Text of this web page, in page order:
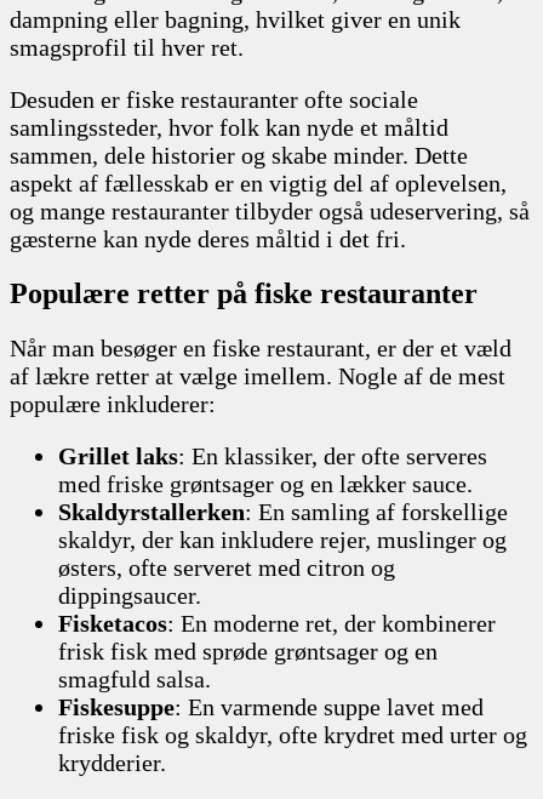
dampning eller bagning, hvilket giver en unik
smagsprofil til hver ret.
Desuden er fiske restauranter ofte sociale
samlingssteder, hvor folk kan nyde et måltid
sammen, dele historier og skabe minder. Dette
aspekt af fællesskab er en vigtig del af oplevelsen,
og mange restauranter tilbyder også udeservering, så
gæsterne kan nyde deres måltid i det fri.
Populære retter på fiske restauranter
Når man besøger en fiske restaurant, er der et væld
af lækre retter at vælge imellem. Nogle af de mest
populære inkluderer:
Grillet laks: En klassiker, der ofte serveres
med friske grøntsager og en lækker sauce.
Skaldyrstallerken: En samling af forskellige
skaldyr, der kan inkludere rejer, muslinger og
østers, ofte serveret med citron og
dippingsaucer.
Fisketacos: En moderne ret, der kombinerer
frisk fisk med sprøde grøntsager og en
smagfuld salsa.
Fiskesuppe: En varmende suppe lavet med
friske fisk og skaldyr, ofte krydret med urter og
krydderier.